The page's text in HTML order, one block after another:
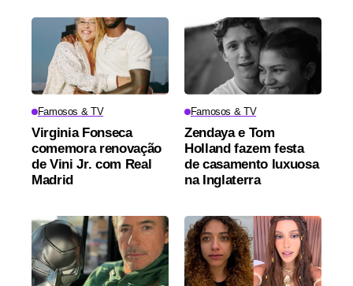
Famosos & TV
Virginia Fonseca
comemora renovação
de Vini Jr. com Real
Madrid
Famosos & TV
Zendaya e Tom
Holland fazem festa
de casamento luxuosa
na Inglaterra